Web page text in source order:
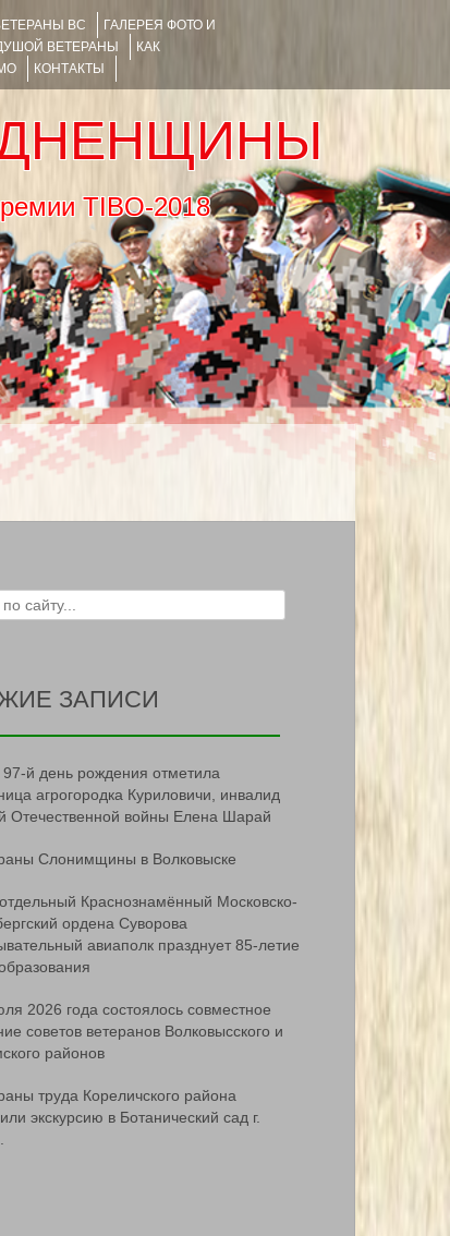
ВС
ГАЛЕРЕЯ ФОТО И
ВЕТЕРАНЫ
КАК
КОНТАКТЫ
премии TIBO-2018
ЗАПИСИ
й день рождения отметила
агрогородка Куриловичи, инвалид
Отечественной войны Елена Шарай
Слонимщины в Волковыске
Краснознамённый Московско-
ордена Суворова
авиаполк празднует 85-летие
2026 года состоялось совместное
советов ветеранов Волковысского и
районов
труда Кореличского района
экскурсию в Ботанический сад г.